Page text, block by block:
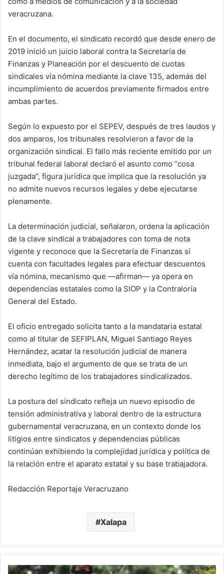
veracruzana.
En el documento, el sindicato recordó que desde enero de
2019 inició un juicio laboral contra la Secretaría de
Finanzas y Planeación por el descuento de cuotas
sindicales vía nómina mediante la clave 135, además del
incumplimiento de acuerdos previamente firmados entre
ambas partes.
Según lo expuesto por el SEPEV, después de tres laudos y
dos amparos, los tribunales resolvieron a favor de la
organización sindical. El fallo más reciente emitido por un
tribunal federal laboral declaró el asunto como “cosa
juzgada”, figura jurídica que implica que la resolución ya
no admite nuevos recursos legales y debe ejecutarse
plenamente.
La determinación judicial, señalaron, ordena la aplicación
de la clave sindical a trabajadores con toma de nota
vigente y reconoce que la Secretaría de Finanzas sí
cuenta con facultades legales para efectuar descuentos
vía nómina, mecanismo que —afirman— ya opera en
dependencias estatales como la SIOP y la Contraloría
General del Estado.
El oficio entregado solicita tanto a la mandataria estatal
como al titular de SEFIPLAN, Miguel Santiago Reyes
Hernández, acatar la resolución judicial de manera
inmediata, bajo el argumento de que se trata de un
derecho legítimo de los trabajadores sindicalizados.
La postura del sindicato refleja un nuevo episodio de
tensión administrativa y laboral dentro de la estructura
gubernamental veracruzana, en un contexto donde los
litigios entre sindicatos y dependencias públicas
continúan exhibiendo la complejidad jurídica y política de
la relación entre el aparato estatal y su base trabajadora.
Redacción Reportaje Veracruzano
Xalapa
Guardia